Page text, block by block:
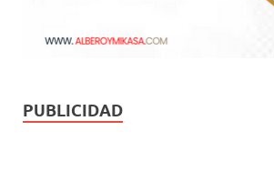
PUBLICIDAD